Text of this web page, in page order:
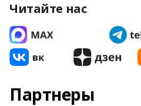
Читайте нас
Партнеры